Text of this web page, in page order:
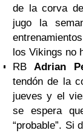
de la corva
jugo la
los Vikings no
RB Adrian
tendón de la
jueves y el
se espera
“probable”. Si